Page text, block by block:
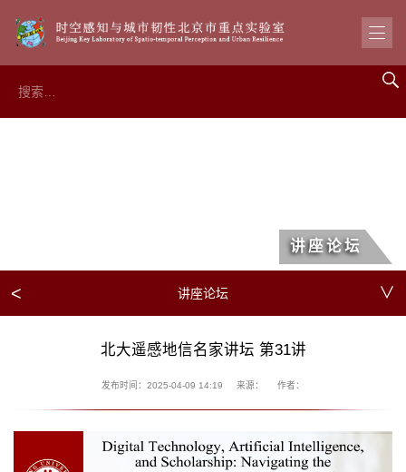
讲座论坛
< 讲座论坛 ∨
北大遥感地信名家讲坛 第31讲
发布时间：2025-04-09 14:19 来源： 作者：